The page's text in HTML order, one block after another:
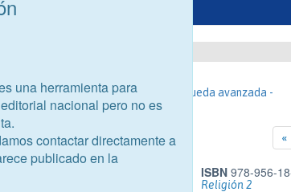
- Búsqueda avanzada -
«
ISBN 978-956-
Religión 2
una herramienta para
nacional pero no es
contactar directamente a
publicado en la